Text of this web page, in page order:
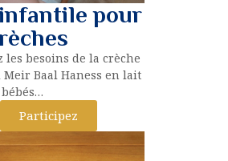
pour
les besoins de la crèche
Meir Baal Haness en lait
Participez